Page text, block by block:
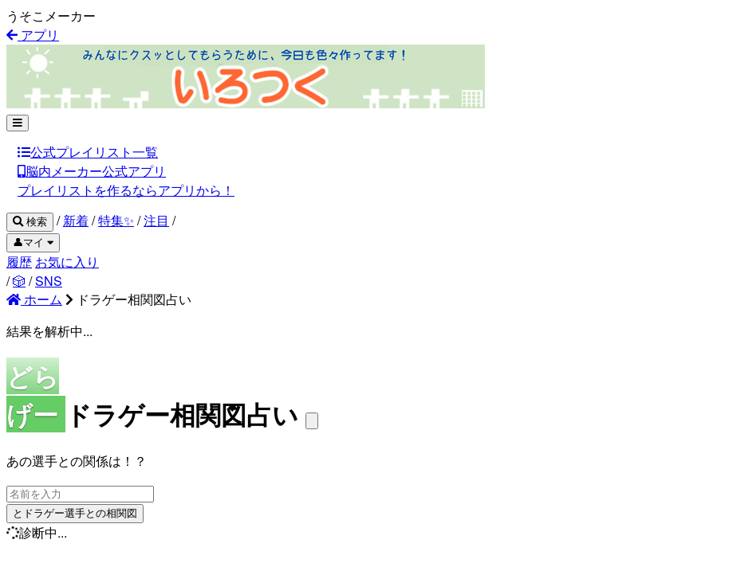
うそこメーカー
アプリ
公式プレイリスト一覧
脳内メーカー公式アプリ
プレイリストを作るならアプリから！
検索 / 新着/特集✨ /注目 /
👤マイ
履歴 お気に入り
/🎲 /SNS
ホーム
ドラゲー相関図占い
結果を解析中...
どら
げー ドラゲー相関図占い
あの選手との関係は！？
とドラゲー選手との相関図
診断中...